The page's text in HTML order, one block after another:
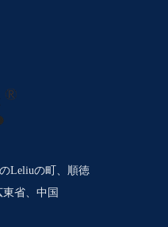
Leliuの町、順徳
省、中国